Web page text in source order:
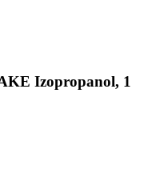
Izopropanol, 1